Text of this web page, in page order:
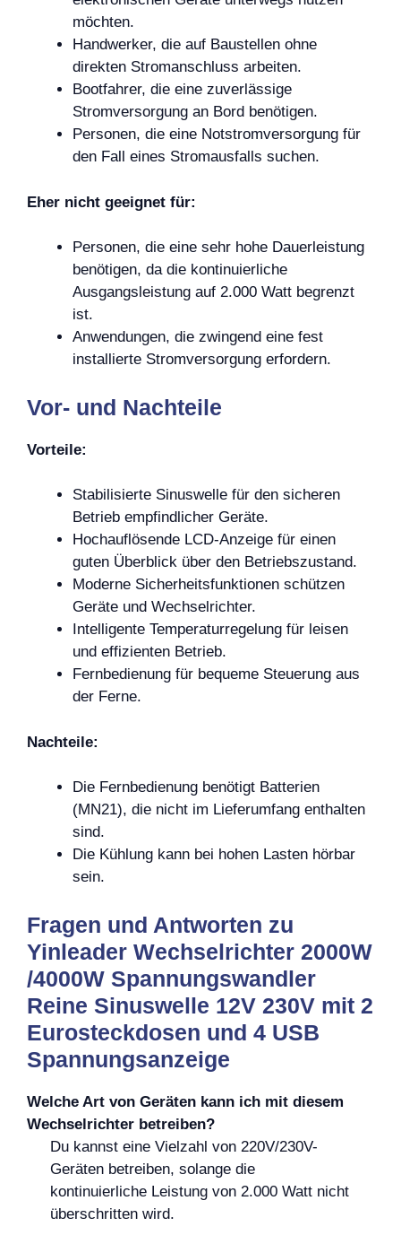
möchten.
Handwerker, die auf Baustellen ohne
direkten Stromanschluss arbeiten.
Bootfahrer, die eine zuverlässige
Stromversorgung an Bord benötigen.
Personen, die eine Notstromversorgung für
den Fall eines Stromausfalls suchen.
Eher nicht geeignet für:
Personen, die eine sehr hohe Dauerleistung
benötigen, da die kontinuierliche
Ausgangsleistung auf 2.000 Watt begrenzt
ist.
Anwendungen, die zwingend eine fest
installierte Stromversorgung erfordern.
Vor- und Nachteile
Vorteile:
Stabilisierte Sinuswelle für den sicheren
Betrieb empfindlicher Geräte.
Hochauflösende LCD-Anzeige für einen
guten Überblick über den Betriebszustand.
Moderne Sicherheitsfunktionen schützen
Geräte und Wechselrichter.
Intelligente Temperaturregelung für leisen
und effizienten Betrieb.
Fernbedienung für bequeme Steuerung aus
der Ferne.
Nachteile:
Die Fernbedienung benötigt Batterien
(MN21), die nicht im Lieferumfang enthalten
sind.
Die Kühlung kann bei hohen Lasten hörbar
sein.
Fragen und Antworten zu
Yinleader Wechselrichter 2000W
/4000W Spannungswandler
Reine Sinuswelle 12V 230V mit 2
Eurosteckdosen und 4 USB
Spannungsanzeige
Welche Art von Geräten kann ich mit diesem
Wechselrichter betreiben?
Du kannst eine Vielzahl von 220V/230V-
Geräten betreiben, solange die
kontinuierliche Leistung von 2.000 Watt nicht
überschritten wird.